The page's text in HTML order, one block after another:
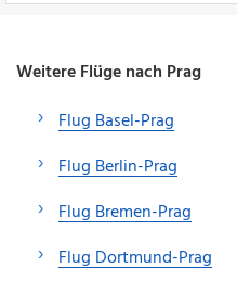
Weitere Flüge nach Prag
Flug Basel-Prag
Flug Berlin-Prag
Flug Bremen-Prag
Flug Dortmund-Prag